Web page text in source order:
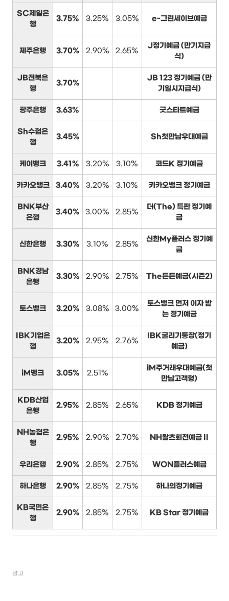
SC제일은
행
3.75% 3.25% 3.05% e-그린세이브예금
제주은행 3.70% 2.90% 2.65%
J정기예금 (만기지급
식)
JB전북은
행
3.70%
JB 123 정기예금 (만
기일시지급식)
광주은행 3.63% 굿스타트예금
Sh수협은
행
3.45% Sh첫만남우대예금
케이뱅크 3.41% 3.20% 3.10% 코드K 정기예금
카카오뱅크 3.40% 3.20% 3.10% 카카오뱅크 정기예금
BNK부산
은행
3.40% 3.00% 2.85%
더(The) 특판 정기예
금
신한은행 3.30% 3.10% 2.85%
신한My플러스 정기예
금
BNK경남
은행
3.30% 2.90% 2.75% The든든예금(시즌2)
토스뱅크 3.20% 3.08% 3.00%
토스뱅크 먼저 이자 받
는 정기예금
IBK기업은
행
3.20% 2.95% 2.76%
IBK굴리기통장(정기
예금)
iM뱅크 3.05% 2.51%
iM주거래우대예금(첫
만남고객형)
KDB산업
은행
2.95% 2.85% 2.65% KDB 정기예금
NH농협은
행
2.95% 2.90% 2.70% NH왈츠회전예금 II
우리은행 2.90% 2.85% 2.75% WON플러스예금
하나은행 2.90% 2.85% 2.75% 하나의정기예금
KB국민은
행
2.90% 2.85% 2.75% KB Star 정기예금
광고